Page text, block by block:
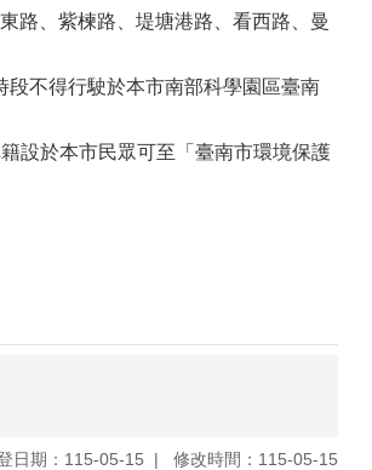
路、紫楝路、堤塘港路、看西路、曼
不得行駛於本市南部科學園區臺南
設於本市民眾可至「臺南市環境保護
日期：115-05-15 修改時間：115-05-15